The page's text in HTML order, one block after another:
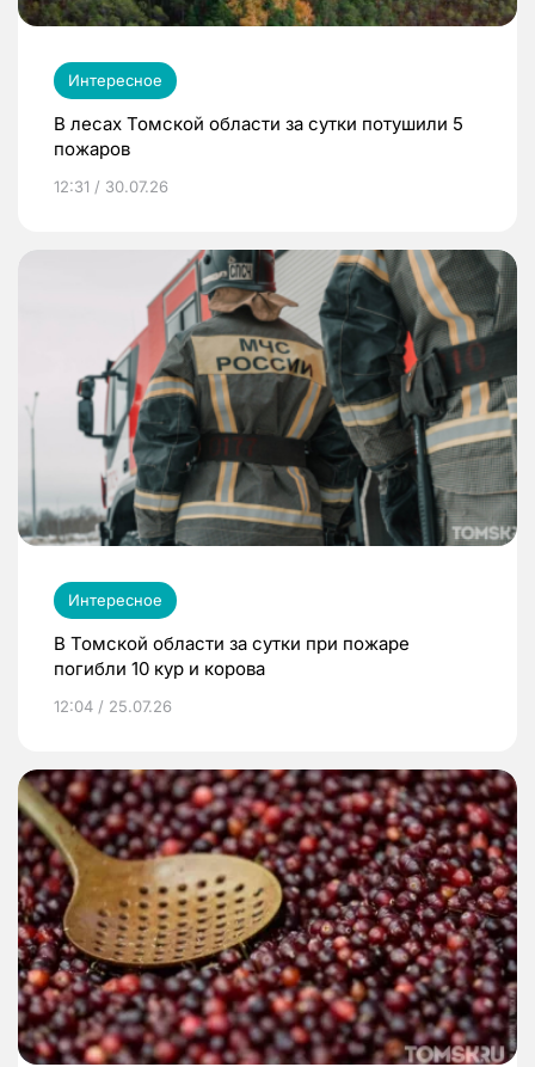
Интересное
В лесах Томской области за сутки потушили 5
пожаров
12:31 / 30.07.26
Интересное
В Томской области за сутки при пожаре
погибли 10 кур и корова
12:04 / 25.07.26